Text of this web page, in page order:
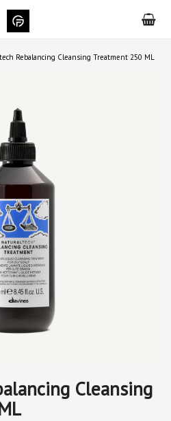
Rebalancing Cleansing Treatment 250 ML
Cleansing